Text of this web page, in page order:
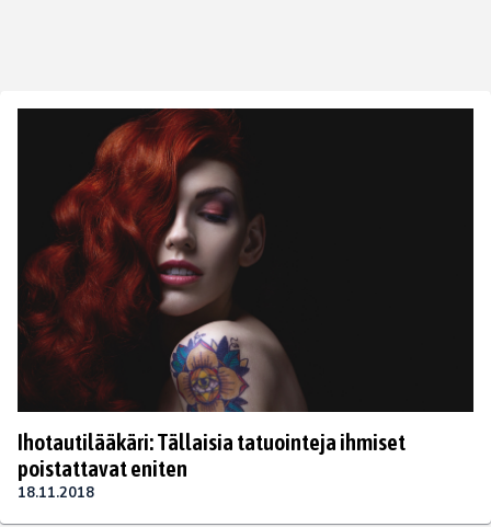
Ihotautilääkäri: Tällaisia tatuointeja ihmiset
poistattavat eniten
18.11.2018